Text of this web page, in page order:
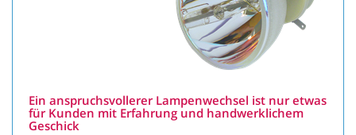
Ein anspruchsvollerer Lampenwechsel ist nur etwas
für Kunden mit Erfahrung und handwerklichem
Geschick